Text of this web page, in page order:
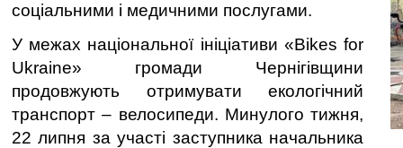
соціальними і медичними послугами.
У межах національної ініціативи «Bikes for
Ukraine» громади Чернігівщини
продовжують отримувати екологічний
транспорт – велосипеди. Минулого тижня,
22 липня за участі заступника начальника